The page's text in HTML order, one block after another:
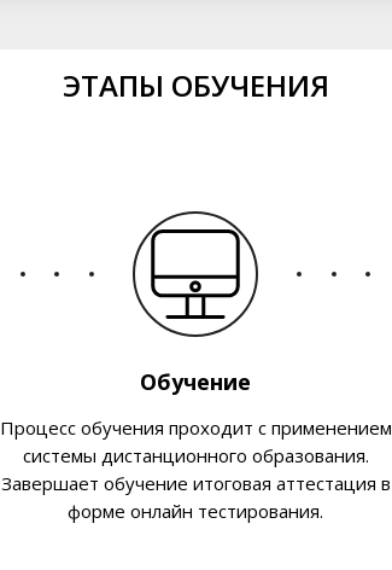
ЭТАПЫ ОБУЧЕНИЯ
Обучение
Процесс обучения проходит с применением
системы дистанционного образования.
Завершает обучение итоговая аттестация в
форме онлайн тестирования.